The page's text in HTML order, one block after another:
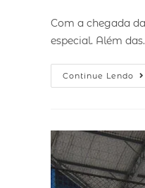
Com a chegada
especial. Além
Continue Lendo